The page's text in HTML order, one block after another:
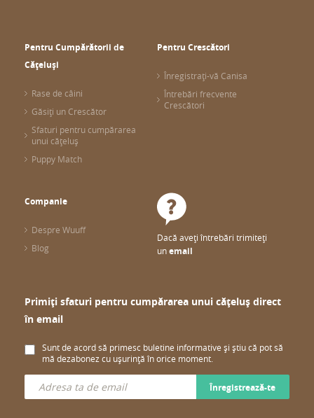
Pentru Cumpărătorii de
Cățeluși
Rase de câini
Găsiți un Crescător
Sfaturi pentru cumpărarea
unui cățeluș
Puppy Match
Pentru Crescători
Înregistrați-vă Canisa
Întrebări frecvente
Crescători
Companie
Despre Wuuff
Blog
Dacă aveți întrebări trimiteți
unemail
Primiți sfaturi pentru cumpărarea unui cățeluș direct
în email
Sunt de acord să primesc buletine informative și știu că pot să
mă dezabonez cu ușurință în orice moment.
Înregistrează-te